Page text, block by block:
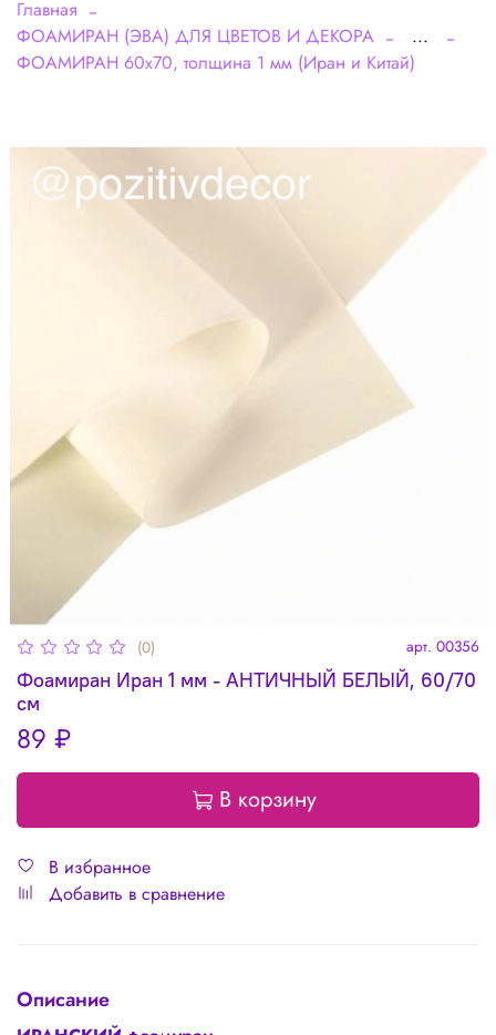
Главная
ФОАМИРАН (ЭВА) ДЛЯ ЦВЕТОВ И ДЕКОРА
...
ФОАМИРАН 60х70, толщина 1 мм (Иран и Китай)
(0) арт. 00356
Фоамиран Иран 1 мм - АНТИЧНЫЙ БЕЛЫЙ, 60/70
см
89 ₽
В корзину
В избранное
Добавить в сравнение
Описание